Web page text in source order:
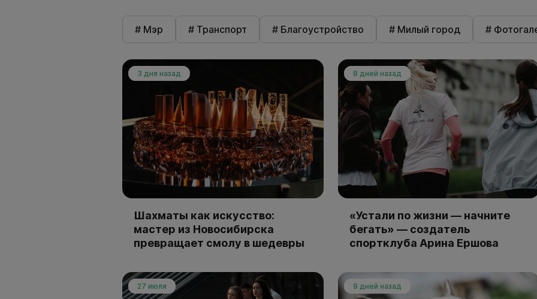
# Мэр # Транспорт # Благоустройство # Милый город #
3 дня назад
Шахматы как искусство:
мастер из Новосибирска
превращает смолу в шедевры
8 дней назад
«Устали по жизни — начните
бегать» — создатель
спортклуба Арина Ершова
27 июля 9 дней назад